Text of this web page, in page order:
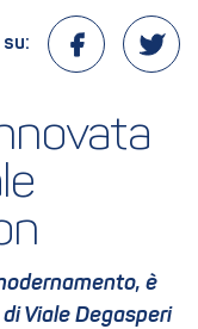
su:
è
Viale Degasperi